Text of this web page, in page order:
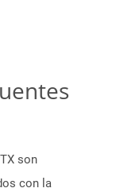
son
con la